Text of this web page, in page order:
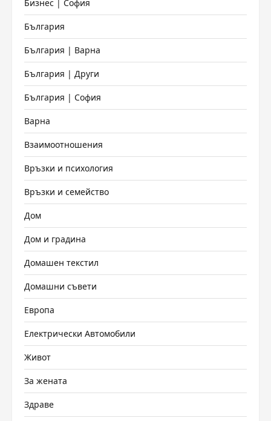
Бизнес | София
България
България | Варна
България | Други
България | София
Варна
Взаимоотношения
Връзки и психология
Връзки и семейство
Дом
Дом и градина
Домашен текстил
Домашни съвети
Европа
Електрически Автомобили
Живот
За жената
Здраве